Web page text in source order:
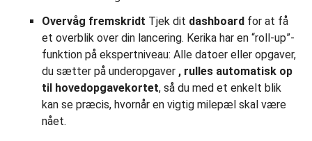
Overvåg fremskridt Tjek dit dashboard for at få
et overblik over din lancering. Kerika har en “roll-up”-
funktion på ekspertniveau: Alle datoer eller opgaver,
du sætter på underopgaver , rulles automatisk op
til hovedopgavekortet, så du med et enkelt blik
kan se præcis, hvornår en vigtig milepæl skal være
nået.